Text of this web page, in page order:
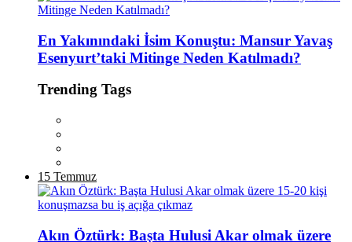
En Yakınındaki İsim Konuştu: Mansur Yavaş
Esenyurt’taki Mitinge Neden Katılmadı?
Trending Tags
15 Temmuz
Akın Öztürk: Başta Hulusi Akar olmak üzere